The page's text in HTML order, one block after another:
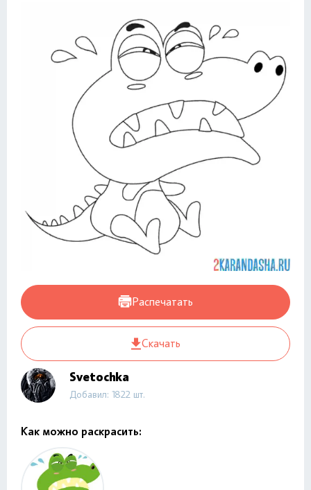
Распечатать
Скачать
Svetochka
Добавил: 1822 шт.
Как можно раскрасить: